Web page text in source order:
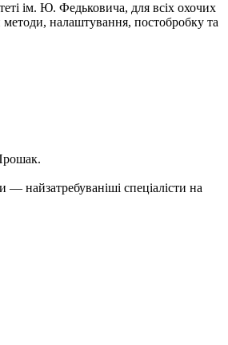
ім. Ю. Федьковича, для всіх охочих
налаштування, постобробку та
найзатребуваніші спеціалісти на